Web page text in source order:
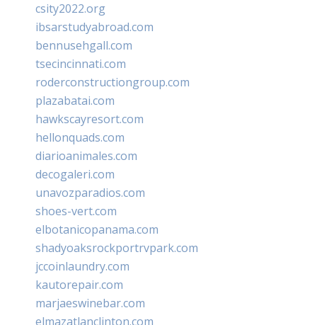
csity2022.org
ibsarstudyabroad.com
bennusehgall.com
tsecincinnati.com
roderconstructiongroup.com
plazabatai.com
hawkscayresort.com
hellonquads.com
diarioanimales.com
decogaleri.com
unavozparadios.com
shoes-vert.com
elbotanicopanama.com
shadyoaksrockportrvpark.com
jccoinlaundry.com
kautorepair.com
marjaeswinebar.com
elmazatlanclinton.com